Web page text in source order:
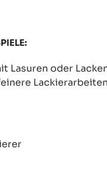
Lasuren oder Lacken